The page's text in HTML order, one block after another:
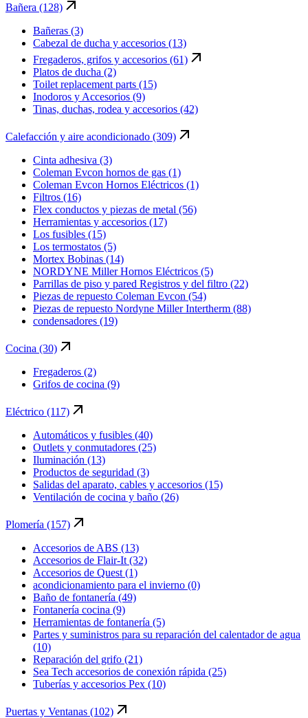
Bañera (128)
Bañeras (3)
Cabezal de ducha y accesorios (13)
Fregaderos, grifos y accesorios (61)
Platos de ducha (2)
Toilet replacement parts (15)
Inodoros y Accesorios (9)
Tinas, duchas, rodea y accesorios (42)
Calefacción y aire acondicionado (309)
Cinta adhesiva (3)
Coleman Evcon hornos de gas (1)
Coleman Evcon Hornos Eléctricos (1)
Filtros (16)
Flex conductos y piezas de metal (56)
Herramientas y accesorios (17)
Los fusibles (15)
Los termostatos (5)
Mortex Bobinas (14)
NORDYNE Miller Hornos Eléctricos (5)
Parrillas de piso y pared Registros y del filtro (22)
Piezas de repuesto Coleman Evcon (54)
Piezas de repuesto Nordyne Miller Intertherm (88)
condensadores (19)
Cocina (30)
Fregaderos (2)
Grifos de cocina (9)
Eléctrico (117)
Automáticos y fusibles (40)
Outlets y conmutadores (25)
Iluminación (13)
Productos de seguridad (3)
Salidas del aparato, cables y accesorios (15)
Ventilación de cocina y baño (26)
Plomería (157)
Accesorios de ABS (13)
Accesorios de Flair-It (32)
Accesorios de Quest (1)
acondicionamiento para el invierno (0)
Baño de fontanería (49)
Fontanería cocina (9)
Herramientas de fontanería (5)
Partes y suministros para su reparación del calentador de agua
(10)
Reparación del grifo (21)
Sea Tech accesorios de conexión rápida (25)
Tuberías y accesorios Pex (10)
Puertas y Ventanas (102)